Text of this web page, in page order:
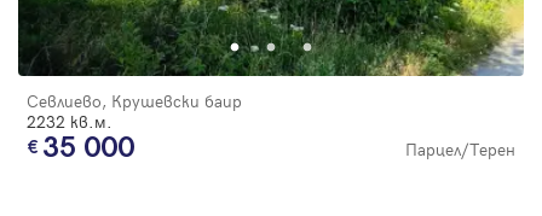
Севлиево, Крушевски баир
2232 кв.м.
35 000 Парцел/Терен